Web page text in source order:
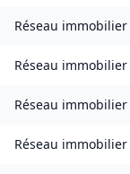
Réseau immobilier
Réseau immobilier
Réseau immobilier
Réseau immobilier